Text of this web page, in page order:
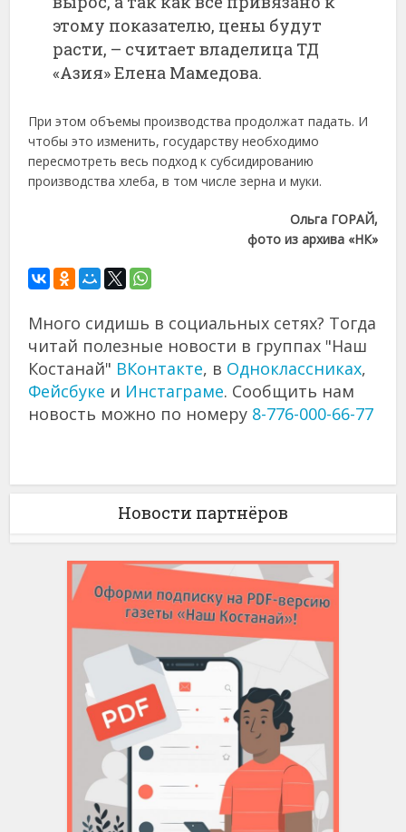
этому показателю, цены будут
расти, – считает владелица ТД
«Азия» Елена Мамедова.
При этом объемы производства продолжат падать. И
чтобы это изменить, государству необходимо
пересмотреть весь подход к субсидированию
производства хлеба, в том числе зерна и муки.
Ольга ГОРАЙ,
фото из архива «НК»
Много сидишь в социальных сетях? Тогда
читай полезные новости в группах "Наш
Костанай" ВКонтакте, в Одноклассниках,
Фейсбуке и Инстаграме. Сообщить нам
новость можно по номеру 8-776-000-66-77
Новости партнёров